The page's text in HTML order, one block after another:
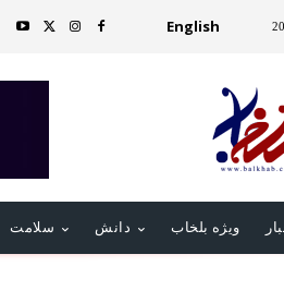
English
ویژه بلخاب دانش سلامت